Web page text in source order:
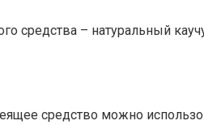
средства – натуральный
средство можно